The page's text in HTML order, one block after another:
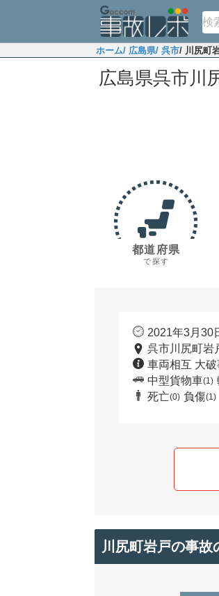
ホーム/ 広島県/ 呉市/ 川尻町
広島県呉市川
都道府県
で探す
2021年3月30
呉市川尻町岩
車両相互 大破
中型貨物車(1)
死亡(0) 負傷(1)
川尻町岩戸の事故